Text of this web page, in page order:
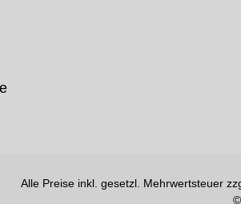
Alle Preise inkl. gesetzl. Mehrwertsteuer